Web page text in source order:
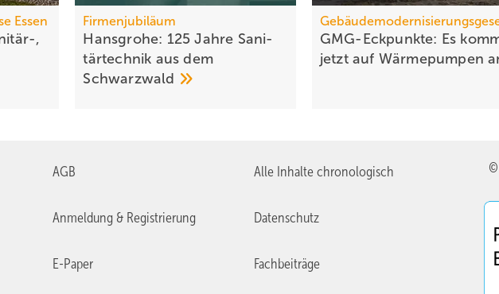
Essen
,
Firmenjubiläum
Hansgrohe: 125 Jahre Sa­ni­
tär­tech­nik aus dem
Schwarz­wald
GMG-Eckpunkte: Es
jetzt auf Wärmepumpen
AGB Alle Inhalte chronologisch
Anmeldung & Registrierung Datenschutz
E-Paper Fachbeiträge
©